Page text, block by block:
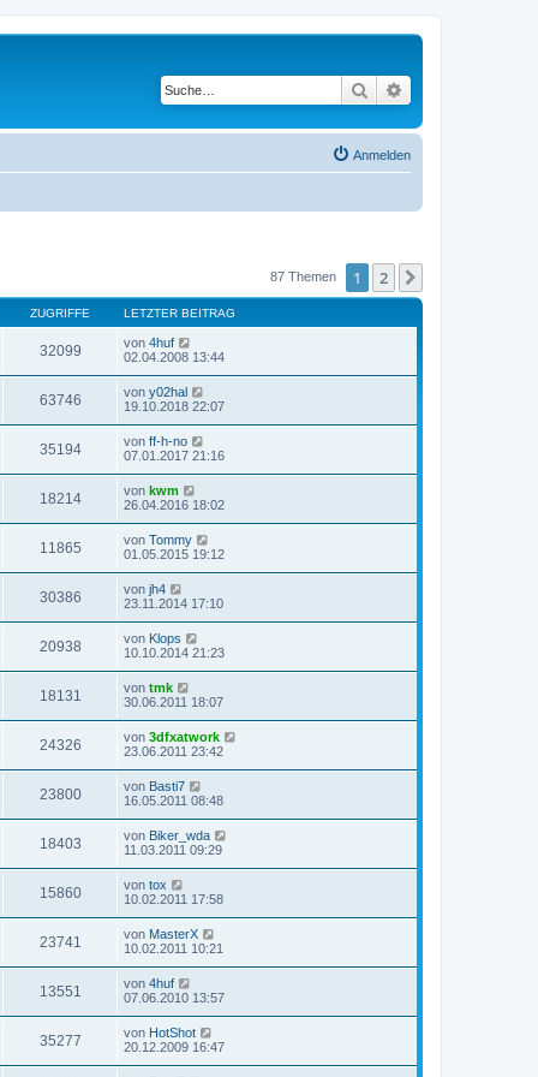
Suche
Anmelden
87 Themen 1 2
ZUGRIFFE LETZTER BEITRAG
32099 von 4huf
02.04.2008 13:44
63746 von y02hal
19.10.2018 22:07
35194 von ff-h-no
07.01.2017 21:16
18214 von kwm
26.04.2016 18:02
11865 von Tommy
01.05.2015 19:12
30386 von jh4
23.11.2014 17:10
20938 von Klops
10.10.2014 21:23
18131 von tmk
30.06.2011 18:07
24326 von 3dfxatwork
23.06.2011 23:42
23800 von Basti7
16.05.2011 08:48
18403 von Biker_wda
11.03.2011 09:29
15860 von tox
10.02.2011 17:58
23741 von MasterX
10.02.2011 10:21
13551 von 4huf
07.06.2010 13:57
35277 von HotShot
20.12.2009 16:47